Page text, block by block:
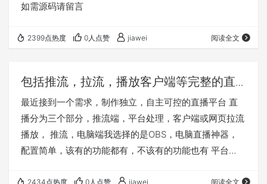
如需源码请留言
2399点热度 0人点赞 jiawei 阅读全文
包括推流，拉流，播放客户端等完整的直
播解决方案
最近接到一个需求，制作独立，自主可控的直播平台 直
播分为三个部分，推流端，平台处理，客户端或网页拉流
播放， 推流，电脑端我选择的是OBS，电脑直播神器，
配置简单，该有的功能都有，不该有的功能也有 平台
2434点热度 0人点赞 jiawei 阅读全文